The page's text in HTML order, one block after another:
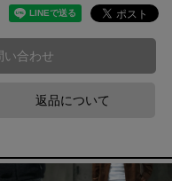
い合わせ
返品について